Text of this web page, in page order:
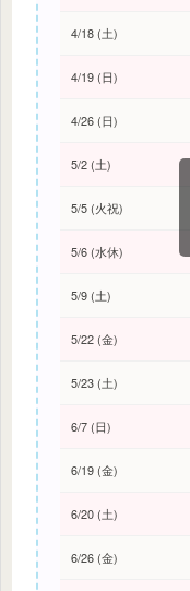
4/18 (土)
4/19 (日)
4/26 (日)
5/2 (土)
5/5 (火祝)
5/6 (水休)
5/9 (土)
5/22 (金)
5/23 (土)
6/7 (日)
6/19 (金)
6/20 (土)
6/26 (金)